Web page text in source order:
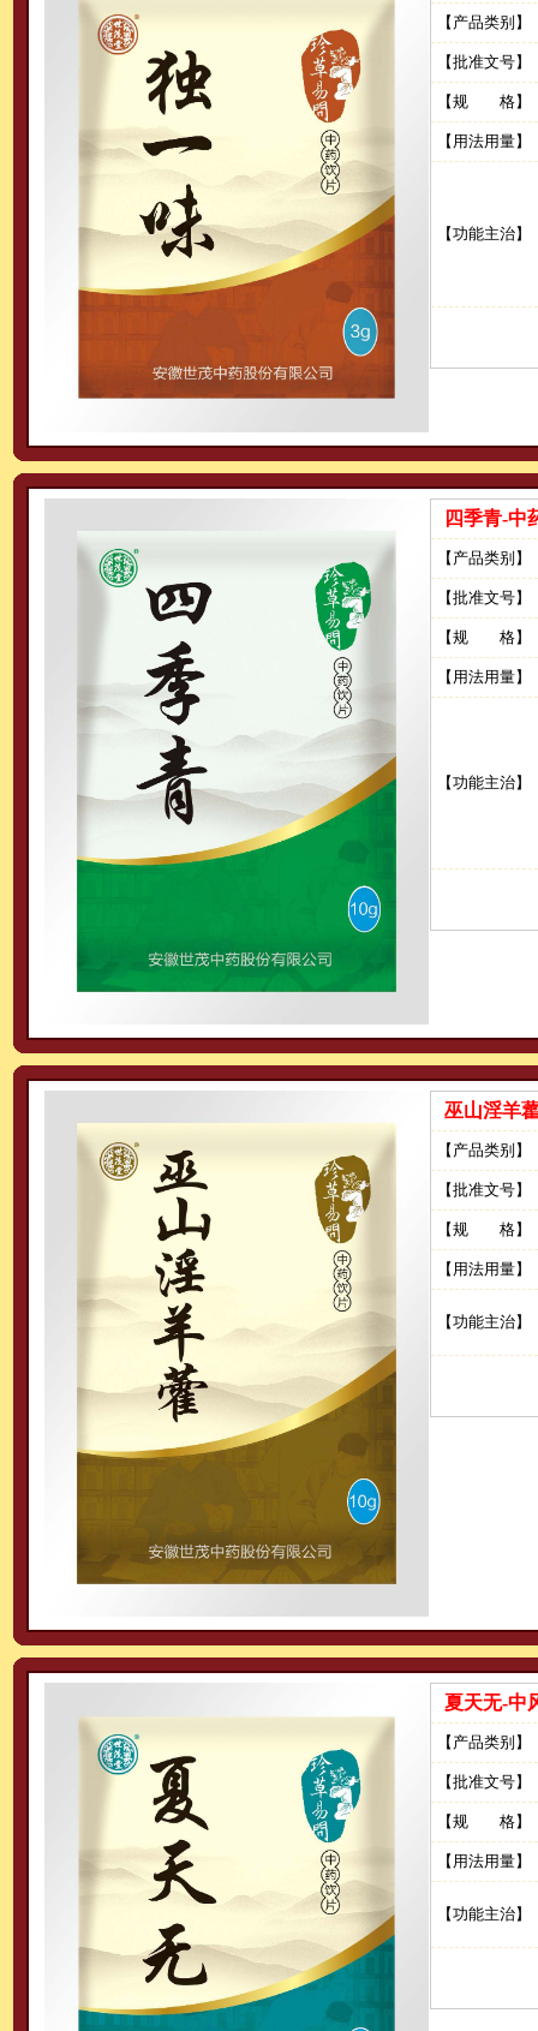
【产品类别】
【批准文号】
【规 格】
【用法用量】
【功能主治】
四季青-中
【产品类别】
【批准文号】
【规 格】
【用法用量】
【功能主治】
巫山淫羊
【产品类别】
【批准文号】
【规 格】
【用法用量】
【功能主治】
夏天无-中
【产品类别】
【批准文号】
【规 格】
【用法用量】
【功能主治】